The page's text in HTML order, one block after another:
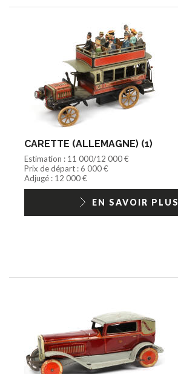
CARETTE (ALLEMAGNE) (1)
Estimation : 11 000/12 000 €
Prix de départ : 6 000 €
Adjugé : 12 000 €
EN SAVOIR PLUS